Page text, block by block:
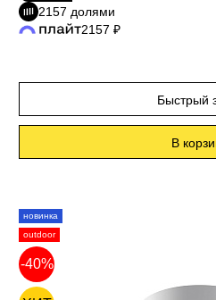
2157 долями
2157 ₽
Быстрый
В
новинка
outdoor
-40%